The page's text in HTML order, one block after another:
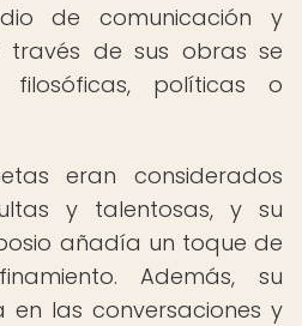
de comunicación y
través de sus obras se
filosóficas, políticas o
eran considerados
y talentosas, y su
añadía un toque de
Además, su
las conversaciones y